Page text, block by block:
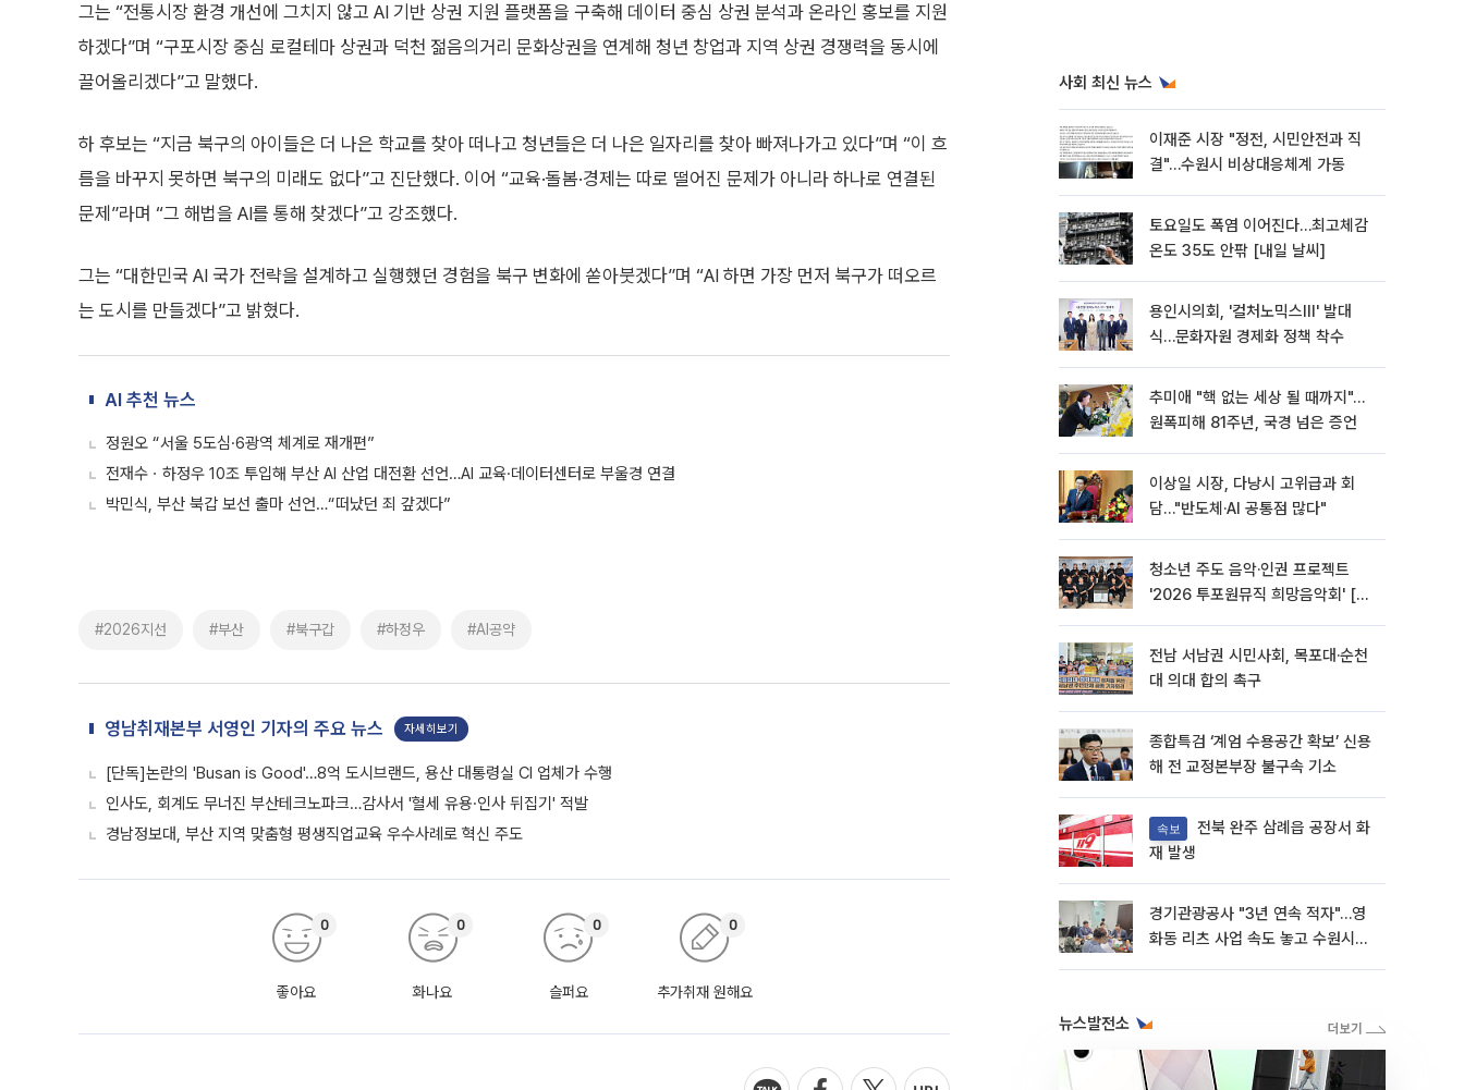
그는 “전통시장 환경 개선에 그치지 않고 AI 기반 상권 지원 플랫폼을 구축해 데이터 중심 상권 분석과 온라인 홍보를 지원
하겠다”며 “구포시장 중심 로컬테마 상권과 덕천 젊음의거리 문화상권을 연계해 청년 창업과 지역 상권 경쟁력을 동시에
끌어올리겠다”고 말했다.
하 후보는 “지금 북구의 아이들은 더 나은 학교를 찾아 떠나고 청년들은 더 나은 일자리를 찾아 빠져나가고 있다”며 “이 흐
름을 바꾸지 못하면 북구의 미래도 없다”고 진단했다. 이어 “교육·돌봄·경제는 따로 떨어진 문제가 아니라 하나로 연결된
문제”라며 “그 해법을 AI를 통해 찾겠다”고 강조했다.
그는 “대한민국 AI 국가 전략을 설계하고 실행했던 경험을 북구 변화에 쏟아붓겠다”며 “AI 하면 가장 먼저 북구가 떠오르
는 도시를 만들겠다”고 밝혔다.
AI 추천 뉴스
정원오 “서울 5도심·6광역 체계로 재개편”
전재수ㆍ하정우 10조 투입해 부산 AI 산업 대전환 선언…AI 교육·데이터센터로 부울경 연결
박민식, 부산 북갑 보선 출마 선언…“떠났던 죄 갚겠다”
#2026지선 #부산 #북구갑 #하정우 #AI공약
영남취재본부 서영인 기자의 주요 뉴스 자세히보기
[단독]논란의 'Busan is Good'…8억 도시브랜드, 용산 대통령실 CI 업체가 수행
인사도, 회계도 무너진 부산테크노파크…감사서 '혈세 유용·인사 뒤집기' 적발
경남정보대, 부산 지역 맞춤형 평생직업교육 우수사례로 혁신 주도
좋아요
0
화나요
0
슬퍼요
0
추가취재 원해요
0
사회 최신 뉴스
이재준 시장 "정전, 시민안전과 직
결"…수원시 비상대응체계 가동
토요일도 폭염 이어진다…최고체감
온도 35도 안팎 [내일 날씨]
용인시의회, '컬처노믹스Ⅲ' 발대
식…문화자원 경제화 정책 착수
추미애 "핵 없는 세상 될 때까지"…
원폭피해 81주년, 국경 넘은 증언
이상일 시장, 다낭시 고위급과 회
담…"반도체·AI 공통점 많다"
청소년 주도 음악·인권 프로젝트
'2026 투포원뮤직 희망음악회' [포
전남 서남권 시민사회, 목포대·순천
대 의대 합의 촉구
종합특검 ‘계엄 수용공간 확보’ 신용
해 전 교정본부장 불구속 기소
속보
재 발생
경기관광공사 "3년 연속 적자"…영
화동 리츠 사업 속도 놓고 수원시와
뉴스발전소